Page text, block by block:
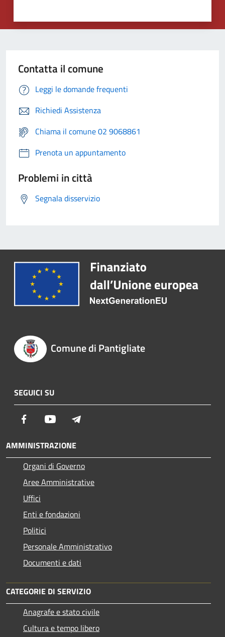
Contatta il comune
Leggi le domande frequenti
Richiedi Assistenza
Chiama il comune 02 9068861
Prenota un appuntamento
Problemi in città
Segnala disservizio
Comune di Pantigliate
SEGUICI SU
Facebook Youtube
AMMINISTRAZIONE
Organi di Governo
Aree Amministrative
Uffici
Enti e fondazioni
Politici
Personale Amministrativo
Documenti e dati
CATEGORIE DI SERVIZIO
Anagrafe e stato civile
Cultura e tempo libero